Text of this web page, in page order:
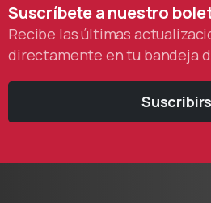
Suscríbeteanuestro
Recibe las últimas
directamente en tu bandeja